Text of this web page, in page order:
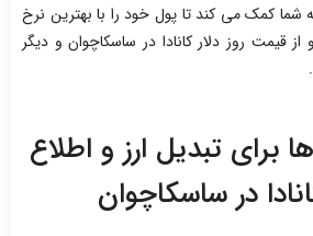
شما کمک می کند تا پول خود را با بهترین نرخ
از قیمت روز دلار کانادا در ساسکاچوان و دیگر
برای تبدیل ارز و اطلاع
در ساسکاچوان